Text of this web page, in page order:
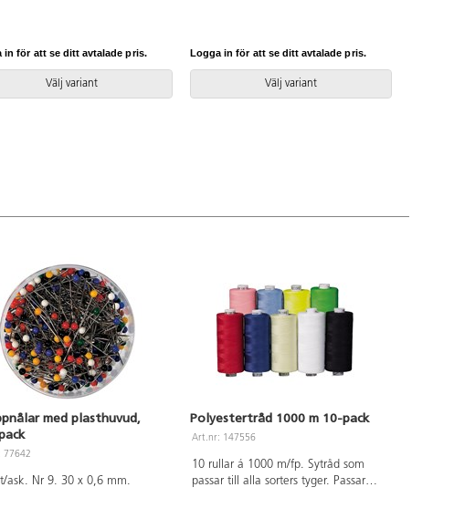
in för att se ditt avtalade pris.
Välj variant
Logga in för att se ditt avtalade pris.
Välj variant
med plasthuvud,
77642
ask. Nr 9. 30 x 0,6 mm.
Polyestertråd 1000 m 10-pack
Art.nr: 147556
10 rullar á 1000 m/fp. Sytråd som
passar till alla sorters tyger. Passar